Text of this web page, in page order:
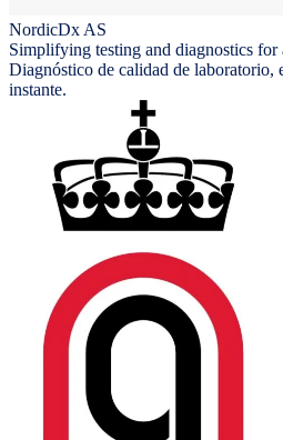
NordicDx AS
Simplifying testing and diagnostics for
Diagnóstico de calidad de laboratorio,
instante.